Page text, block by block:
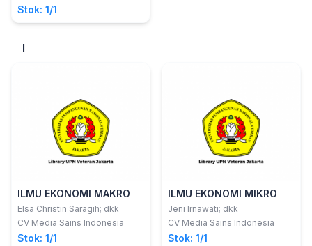
Mewujudkan Maqashid
Al-Syari
Stok: 1/1
I
ILMU EKONOMI MAKRO
Elsa Christin Saragih; dkk
CV Media Sains Indonesia
Stok: 1/1
ILMU EKONOMI MIKRO
Jeni Irnawati; dkk
CV Media Sains Indonesia
Stok: 1/1